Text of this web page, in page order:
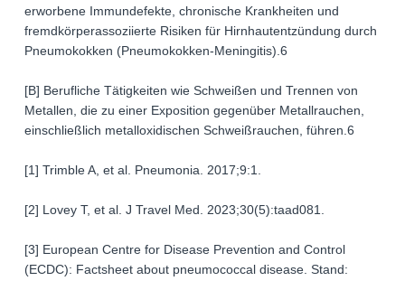
erworbene Immundefekte, chronische Krankheiten und
fremdkörperassoziierte Risiken für Hirnhautentzündung durch
Pneumokokken (Pneumokokken-Meningitis).6
[B] Berufliche Tätigkeiten wie Schweißen und Trennen von
Metallen, die zu einer Exposition gegenüber Metallrauchen,
einschließlich metalloxidischen Schweißrauchen, führen.6
[1] Trimble A, et al. Pneumonia. 2017;9:1.
[2] Lovey T, et al. J Travel Med. 2023;30(5):taad081.
[3] European Centre for Disease Prevention and Control
(ECDC): Factsheet about pneumococcal disease. Stand: